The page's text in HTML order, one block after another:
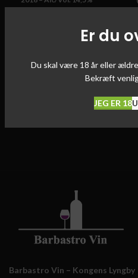
Er du
Du skal være 18 år eller
Bekræft
JEG ER 18
Barbastro Vin – Kongens Lyngby